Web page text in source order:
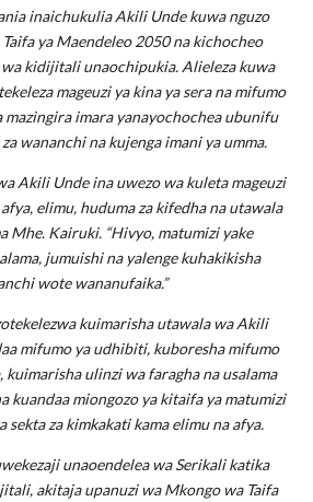
inaichukulia Akili Unde kuwa nguzo
ya Maendeleo 2050 na kichocheo
kidijitali unaochipukia. Alieleza kuwa
mageuzi ya kina ya sera na mifumo
imara yanayochochea ubunifu
wananchi na kujenga imani ya umma.
Akili Unde ina uwezo wa kuleta mageuzi
elimu, huduma za kifedha na utawala
Mhe. Kairuki. “Hivyo, matumizi yake
jumuishi na yalenge kuhakikisha
wote wananufaika.”
kuimarisha utawala wa Akili
mifumo ya udhibiti, kuboresha mifumo
kuimarisha ulinzi wa faragha na usalama
kuandaa miongozo ya kitaifa ya matumizi
sekta za kimkakati kama elimu na afya.
unaoendelea wa Serikali katika
akitaja upanuzi wa Mkongo wa Taifa